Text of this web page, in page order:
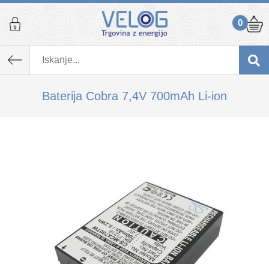
0
Baterija Cobra 7,4V 700mAh Li-ion
K izdelku, ki ste ga dodali v košarico,